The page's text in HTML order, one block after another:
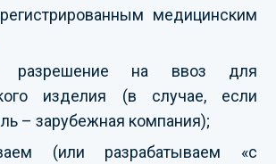
медицинским
разрешение на ввоз для
изделия (в случае, если
– зарубежная компания);
(или разрабатываем «с